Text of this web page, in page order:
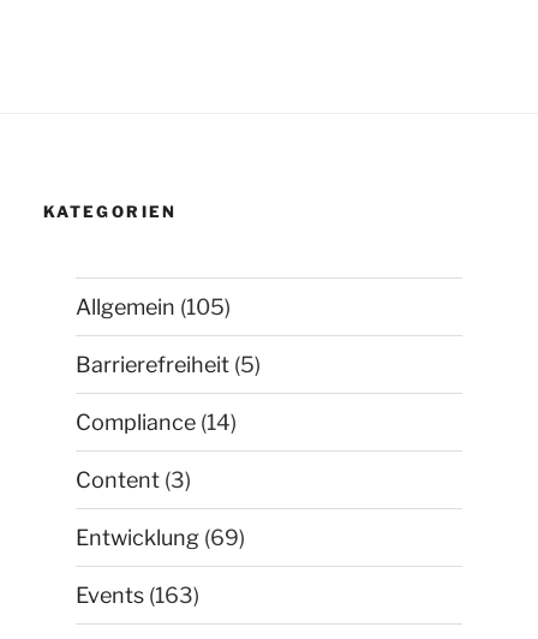
KATEGORIEN
Allgemein (105)
Barrierefreiheit (5)
Compliance (14)
Content (3)
Entwicklung (69)
Events (163)